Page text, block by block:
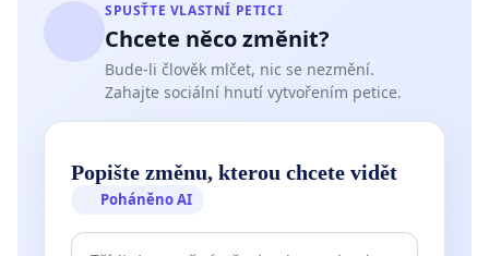
SPUSŤTE VLASTNÍ PETICI
Chcete něco změnit?
Bude-li člověk mlčet, nic se nezmění.
Zahajte sociální hnutí vytvořením petice.
Popište změnu, kterou chcete vidět
Poháněno AI